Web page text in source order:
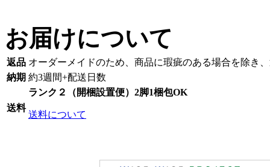
お届けについて
返品 オーダーメイドのため、商品に瑕疵のある場合を除き
納期 約3週間+配送日数
送料
ランク２（開梱設置便）2脚1梱包OK
送料について